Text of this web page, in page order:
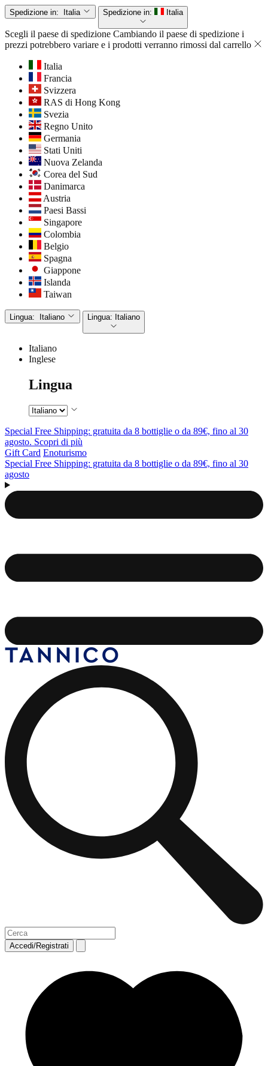
Spedizione in: Italia Spedizione in: Italia
Scegli il paese di spedizione Cambiando il paese di spedizione i
prezzi potrebbero variare e i prodotti verranno rimossi dal carrello
Italia
Francia
Svizzera
RAS di Hong Kong
Svezia
Regno Unito
Germania
Stati Uniti
Nuova Zelanda
Corea del Sud
Danimarca
Austria
Paesi Bassi
Singapore
Colombia
Belgio
Spagna
Giappone
Islanda
Taiwan
Lingua: Italiano Lingua: Italiano
Italiano
Inglese
Lingua
Special Free Shipping: gratuita da 8 bottiglie o da 89€, fino al 30
agosto. Scopri di più
Gift Card Enoturismo
Special Free Shipping: gratuita da 8 bottiglie o da 89€, fino al 30
agosto
Accedi/Registrati